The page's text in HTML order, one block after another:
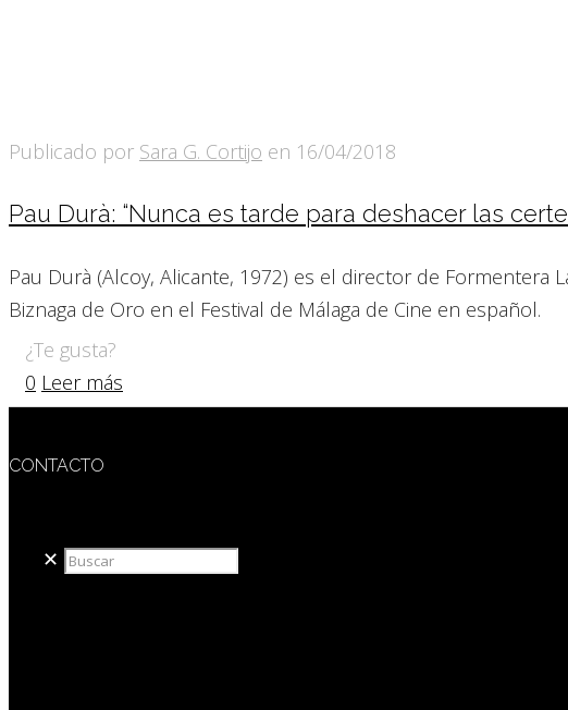
Publicado por Sara G. Cortijo en 16/04/2018
Pau Durà: “Nunca es tarde para deshacer las
Pau Durà (Alcoy, Alicante, 1972) es el director de
Biznaga de Oro en el Festival de Málaga de Cine en español.
¿Te gusta?
0 Leer más
CONTACTO
✕